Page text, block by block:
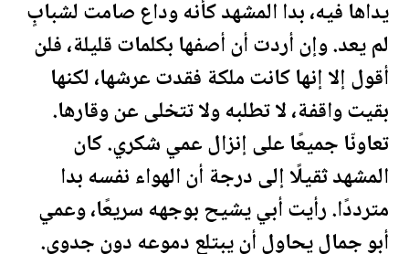
يداها فيه، بدا المشهد كأنه وداع صامت لشبابٍ
لم يعد. وإن أردت أن أصفها بكلمات قليلة، فلن
أقول إلا إنها كانت ملكة فقدت عرشها، لكنها
بقيت واقفة، لا تطلبه ولا تتخلى عن وقارها.
تعاونّا جميعًا على إنزال عمي شكري. كان
المشهد ثقيلًا إلى درجة أن الهواء نفسه بدا
مترددًا. رأيت أبي يشيح بوجهه سريعًا، وعمي
أبو جمال يحاول أن يبتلع دموعه دون جدوى.